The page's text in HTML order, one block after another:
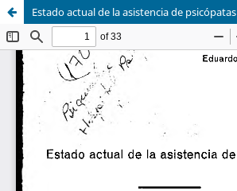
Estado actual de la asistencia de psicópatas